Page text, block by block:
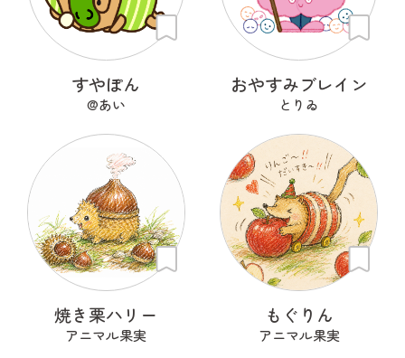
すやぽん
@あい
おやすみブレイン
とりゐ
焼き栗ハリー
アニマル果実
もぐりん
アニマル果実